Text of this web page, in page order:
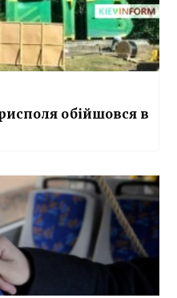
обійшовся в